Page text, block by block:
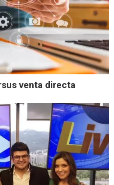
venta directa